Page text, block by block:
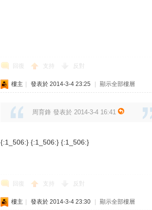
回復 支持 反對
樓主 發表於 2014-3-4 23:25 顯示全部樓層
周育鋒 發表於 2014-3-4 16:41
{:1_506:} {:1_506:} {:1_506:}
回復 支持 反對
樓主 發表於 2014-3-4 23:30 顯示全部樓層